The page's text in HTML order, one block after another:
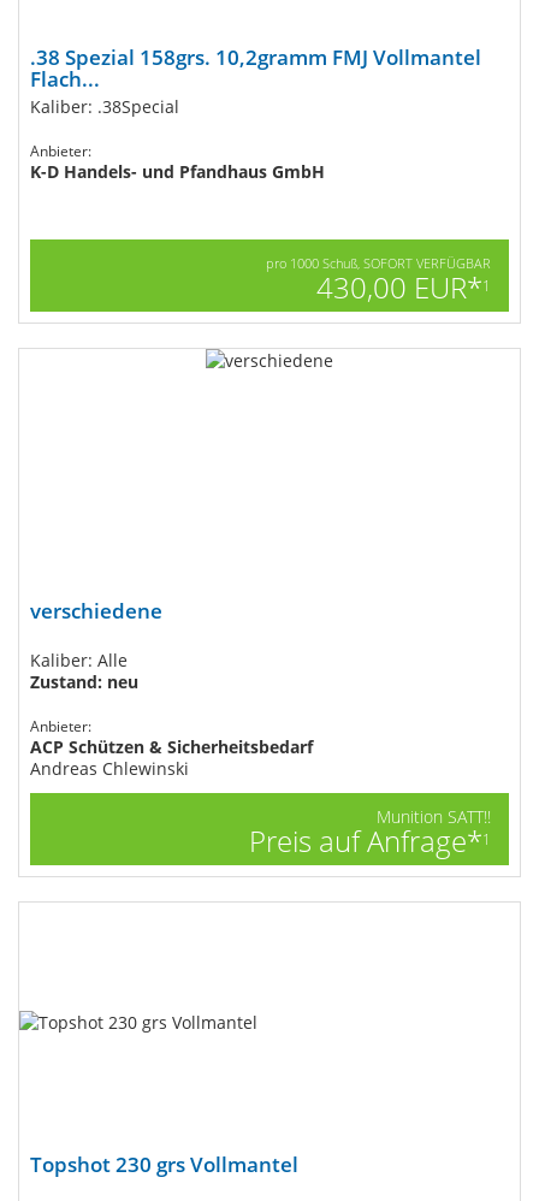
.38 Spezial 158grs. 10,2gramm FMJ Vollmantel
Flach...
Kaliber: .38Special
Anbieter:
K-D Handels- und Pfandhaus GmbH
pro 1000 Schuß, SOFORT VERFÜGBAR
430,00 EUR*1
verschiedene
Kaliber: Alle
Zustand: neu
Anbieter:
ACP Schützen & Sicherheitsbedarf
Andreas Chlewinski
Munition SATT!!
Preis auf Anfrage*1
Topshot 230 grs Vollmantel